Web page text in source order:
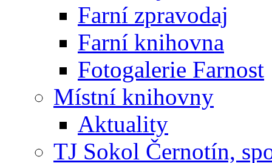
Farní zpravodaj
Farní knihovna
Fotogalerie Farnost
Místní knihovny
Aktuality
TJ Sokol Černotín,